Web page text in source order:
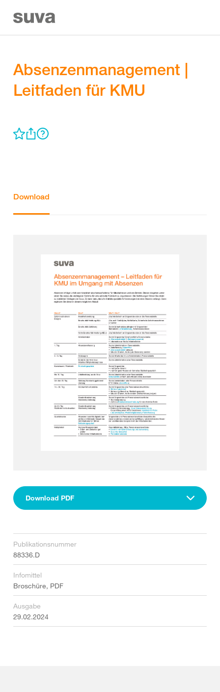
Absenzenmanagement |
Leitfaden für KMU
Download
Download PDF
Publikationsnummer
88336.D
Infomittel
Broschüre, PDF
Ausgabe
29.02.2024